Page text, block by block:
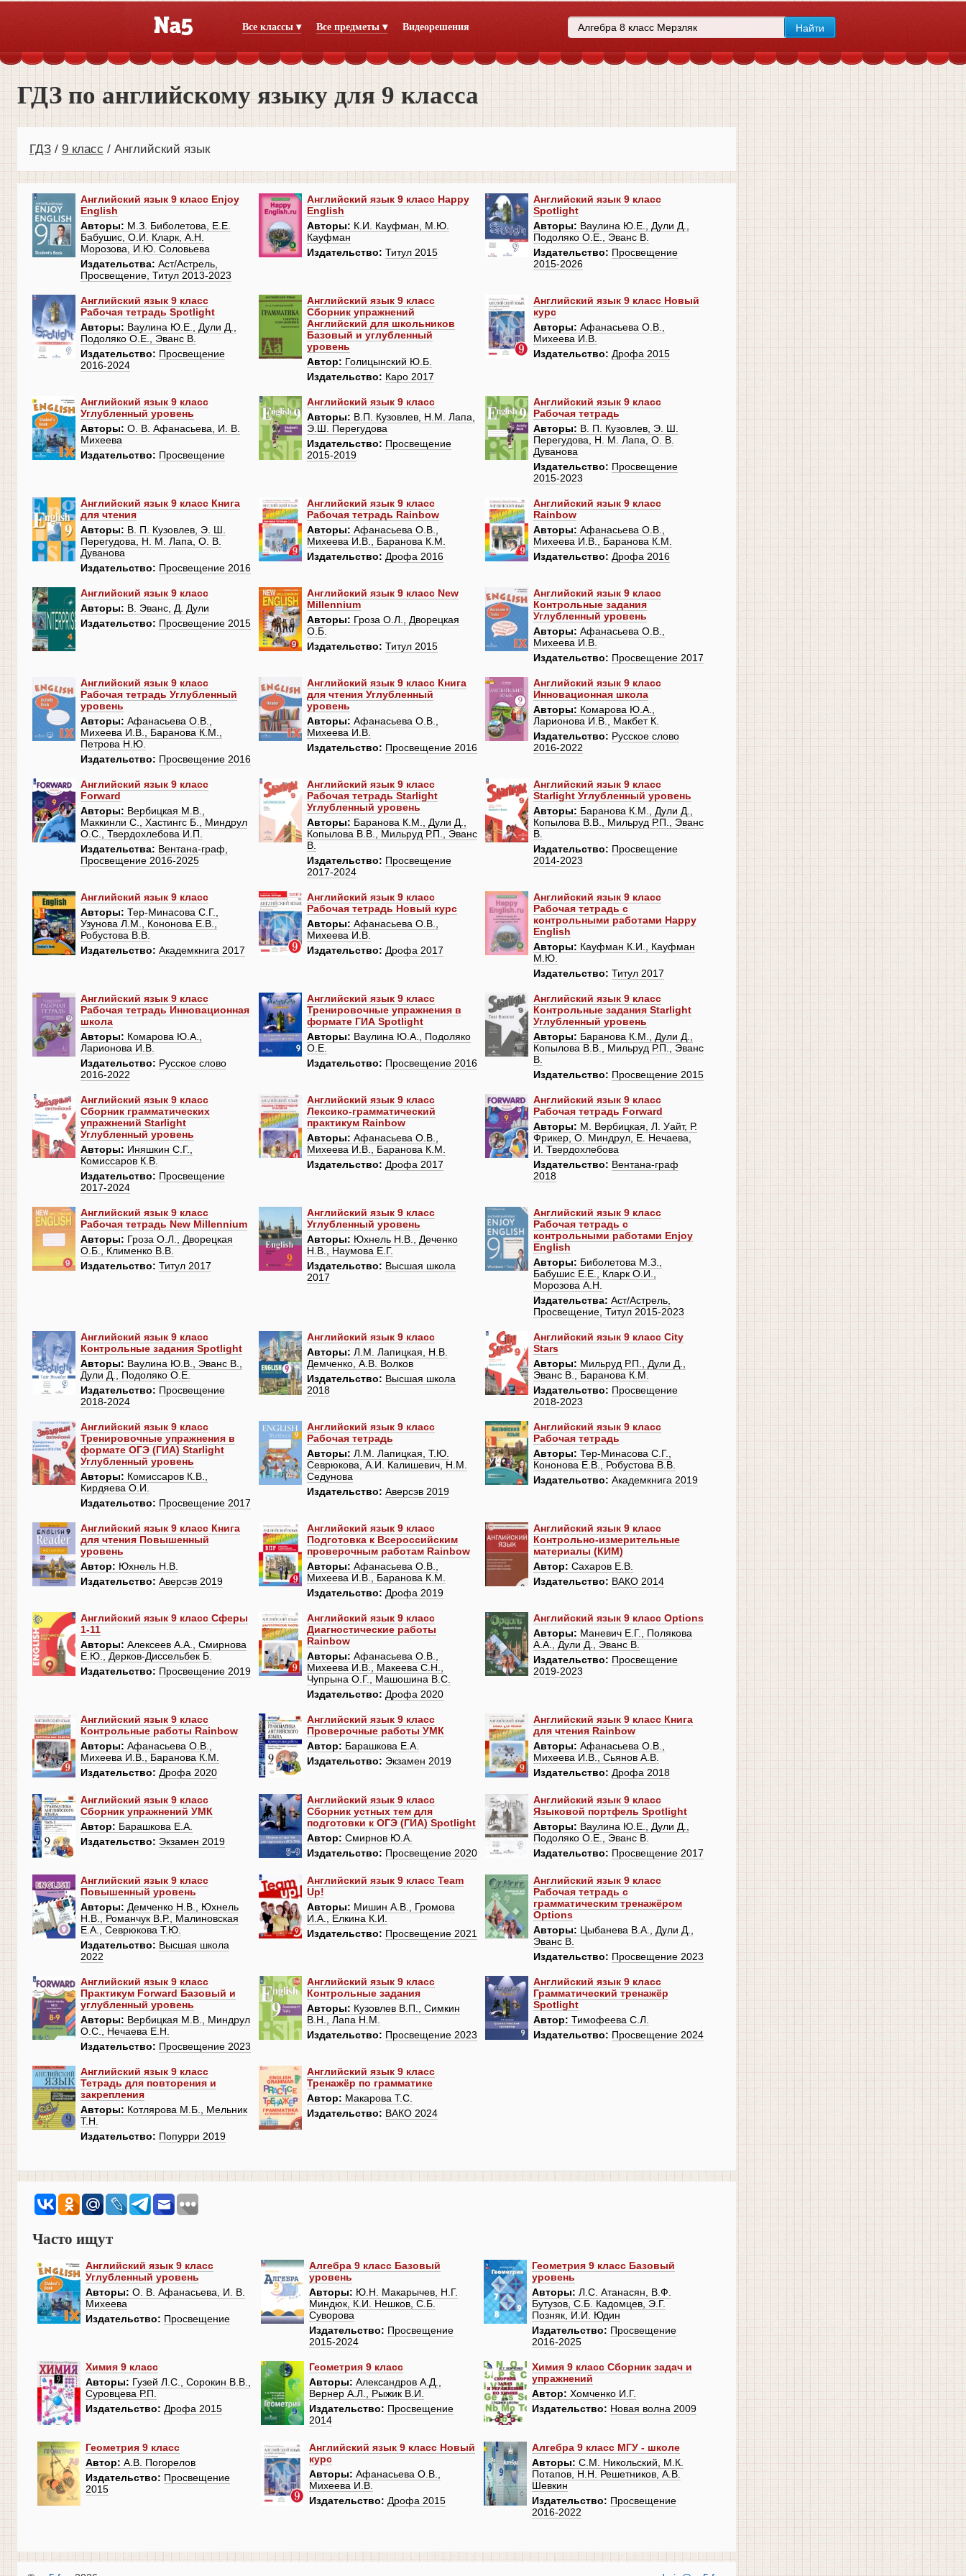
Все классы ▾ Все предметы ▾ Видеорешения
ГДЗ по английскому языку для 9 класса
ГДЗ 9 класс Английский язык
Английский язык 9 класс Enjoy
English
Авторы: М.З. Биболетова, Е.Е.
Бабушис, О.И. Кларк, А.Н.
Морозова, И.Ю. Соловьева
Издательства: Аст/Астрель,
Просвещение, Титул 2013-2023
Английский язык 9 класс Happy
English
Авторы: К.И. Кауфман, М.Ю.
Кауфман
Издательство: Титул 2015
Английский язык 9 класс
Spotlight
Авторы: Ваулина Ю.Е., Дули Д.,
Подоляко О.Е., Эванс В.
Издательство: Просвещение
2015-2026
Английский язык 9 класс
Рабочая тетрадь Spotlight
Авторы: Ваулина Ю.Е., Дули Д.,
Подоляко О.Е., Эванс В.
Издательство: Просвещение
2016-2024
Английский язык 9 класс
Сборник упражнений
Английский для школьников
Базовый и углубленный
уровень
Автор: Голицынский Ю.Б.
Издательство: Каро 2017
Английский язык 9 класс Новый
курс
Авторы: Афанасьева О.В.,
Михеева И.В.
Издательство: Дрофа 2015
Английский язык 9 класс
Углубленный уровень
Авторы: О. В. Афанасьева, И. В.
Михеева
Издательство: Просвещение
Английский язык 9 класс
Авторы: В.П. Кузовлев, Н.М. Лапа,
Э.Ш. Перегудова
Издательство: Просвещение
2015-2019
Английский язык 9 класс
Рабочая тетрадь
Авторы: В. П. Кузовлев, Э. Ш.
Перегудова, Н. М. Лапа, О. В.
Дуванова
Издательство: Просвещение
2015-2023
Английский язык 9 класс Книга
для чтения
Авторы: В. П. Кузовлев, Э. Ш.
Перегудова, Н. М. Лапа, О. В.
Дуванова
Издательство: Просвещение 2016
Английский язык 9 класс
Рабочая тетрадь Rainbow
Авторы: Афанасьева О.В.,
Михеева И.В., Баранова К.М.
Издательство: Дрофа 2016
Английский язык 9 класс
Rainbow
Авторы: Афанасьева О.В.,
Михеева И.В., Баранова К.М.
Издательство: Дрофа 2016
Английский язык 9 класс
Авторы: В. Эванс, Д. Дули
Издательство: Просвещение 2015
Английский язык 9 класс New
Millennium
Авторы: Гроза О.Л., Дворецкая
О.Б.
Издательство: Титул 2015
Английский язык 9 класс
Контрольные задания
Углубленный уровень
Авторы: Афанасьева О.В.,
Михеева И.В.
Издательство: Просвещение 2017
Английский язык 9 класс
Рабочая тетрадь Углубленный
уровень
Авторы: Афанасьева О.В.,
Михеева И.В., Баранова К.М.,
Петрова Н.Ю.
Издательство: Просвещение 2016
Английский язык 9 класс Книга
для чтения Углубленный
уровень
Авторы: Афанасьева О.В.,
Михеева И.В.
Издательство: Просвещение 2016
Английский язык 9 класс
Инновационная школа
Авторы: Комарова Ю.А.,
Ларионова И.В., Макбет К.
Издательство: Русское слово
2016-2022
Английский язык 9 класс
Forward
Авторы: Вербицкая М.В.,
Маккинли С., Хастингс Б., Миндрул
О.С., Твердохлебова И.П.
Издательства: Вентана-граф,
Просвещение 2016-2025
Английский язык 9 класс
Рабочая тетрадь Starlight
Углубленный уровень
Авторы: Баранова К.М., Дули Д.,
Копылова В.В., Мильруд Р.П., Эванс
В.
Издательство: Просвещение
2017-2024
Английский язык 9 класс
Starlight Углубленный уровень
Авторы: Баранова К.М., Дули Д.,
Копылова В.В., Мильруд Р.П., Эванс
В.
Издательство: Просвещение
2014-2023
Английский язык 9 класс
Авторы: Тер-Минасова С.Г.,
Узунова Л.М., Кононова Е.В.,
Робустова В.В.
Издательство: Академкнига 2017
Английский язык 9 класс
Рабочая тетрадь Новый курс
Авторы: Афанасьева О.В.,
Михеева И.В.
Издательство: Дрофа 2017
Английский язык 9 класс
Рабочая тетрадь с
контрольными работами Happy
English
Авторы: Кауфман К.И., Кауфман
М.Ю.
Издательство: Титул 2017
Английский язык 9 класс
Рабочая тетрадь Инновационная
школа
Авторы: Комарова Ю.А.,
Ларионова И.В.
Издательство: Русское слово
2016-2022
Английский язык 9 класс
Тренировочные упражнения в
формате ГИА Spotlight
Авторы: Ваулина Ю.А., Подоляко
О.Е.
Издательство: Просвещение 2016
Английский язык 9 класс
Контрольные задания Starlight
Углубленный уровень
Авторы: Баранова К.М., Дули Д.,
Копылова В.В., Мильруд Р.П., Эванс
В.
Издательство: Просвещение 2015
Английский язык 9 класс
Сборник грамматических
упражнений Starlight
Углубленный уровень
Авторы: Иняшкин С.Г.,
Комиссаров К.В.
Издательство: Просвещение
2017-2024
Английский язык 9 класс
Лексико-грамматический
практикум Rainbow
Авторы: Афанасьева О.В.,
Михеева И.В., Баранова К.М.
Издательство: Дрофа 2017
Английский язык 9 класс
Рабочая тетрадь Forward
Авторы: М. Вербицкая, Л. Уайт, Р.
Фрикер, О. Миндрул, Е. Нечаева,
И. Твердохлебова
Издательство: Вентана-граф
2018
Английский язык 9 класс
Рабочая тетрадь New Millennium
Авторы: Гроза О.Л., Дворецкая
О.Б., Клименко В.В.
Издательство: Титул 2017
Английский язык 9 класс
Углубленный уровень
Авторы: Юхнель Н.В., Деченко
Н.В., Наумова Е.Г.
Издательство: Высшая школа
2017
Английский язык 9 класс
Рабочая тетрадь с
контрольными работами Enjoy
English
Авторы: Биболетова М.З.,
Бабушис Е.Е., Кларк О.И.,
Морозова А.Н.
Издательства: Аст/Астрель,
Просвещение, Титул 2015-2023
Английский язык 9 класс
Контрольные задания Spotlight
Авторы: Ваулина Ю.В., Эванс В.,
Дули Д., Подоляко О.Е.
Издательство: Просвещение
2018-2024
Английский язык 9 класс
Авторы: Л.М. Лапицкая, Н.В.
Демченко, А.В. Волков
Издательство: Высшая школа
2018
Английский язык 9 класс City
Stars
Авторы: Мильруд Р.П., Дули Д.,
Эванс В., Баранова К.М.
Издательство: Просвещение
2018-2023
Английский язык 9 класс
Тренировочные упражнения в
формате ОГЭ (ГИА) Starlight
Углубленный уровень
Авторы: Комиссаров К.В.,
Кирдяева О.И.
Издательство: Просвещение 2017
Английский язык 9 класс
Рабочая тетрадь
Авторы: Л.М. Лапицкая, Т.Ю.
Севрюкова, А.И. Калишевич, Н.М.
Седунова
Издательство: Аверсэв 2019
Английский язык 9 класс
Рабочая тетрадь
Авторы: Тер-Минасова С.Г.,
Кононова Е.В., Робустова В.В.
Издательство: Академкнига 2019
Английский язык 9 класс Книга
для чтения Повышенный
уровень
Автор: Юхнель Н.В.
Издательство: Аверсэв 2019
Английский язык 9 класс
Подготовка к Всероссийским
проверочным работам Rainbow
Авторы: Афанасьева О.В.,
Михеева И.В., Баранова К.М.
Издательство: Дрофа 2019
Английский язык 9 класс
Контрольно-измерительные
материалы (КИМ)
Автор: Сахаров Е.В.
Издательство: ВАКО 2014
Английский язык 9 класс Сферы
1-11
Авторы: Алексеев А.А., Смирнова
Е.Ю., Дерков-Диссельбек Б.
Издательство: Просвещение 2019
Английский язык 9 класс
Диагностические работы
Rainbow
Авторы: Афанасьева О.В.,
Михеева И.В., Макеева С.Н.,
Чупрына О.Г., Машошина В.С.
Издательство: Дрофа 2020
Английский язык 9 класс Options
Авторы: Маневич Е.Г., Полякова
А.А., Дули Д., Эванс В.
Издательство: Просвещение
2019-2023
Английский язык 9 класс
Контрольные работы Rainbow
Авторы: Афанасьева О.В.,
Михеева И.В., Баранова К.М.
Издательство: Дрофа 2020
Английский язык 9 класс
Проверочные работы УМК
Автор: Барашкова Е.А.
Издательство: Экзамен 2019
Английский язык 9 класс Книга
для чтения Rainbow
Авторы: Афанасьева О.В.,
Михеева И.В., Сьянов А.В.
Издательство: Дрофа 2018
Английский язык 9 класс
Сборник упражнений УМК
Автор: Барашкова Е.А.
Издательство: Экзамен 2019
Английский язык 9 класс
Сборник устных тем для
подготовки к ОГЭ (ГИА) Spotlight
Автор: Смирнов Ю.А.
Издательство: Просвещение 2020
Английский язык 9 класс
Языковой портфель Spotlight
Авторы: Ваулина Ю.Е., Дули Д.,
Подоляко О.Е., Эванс В.
Издательство: Просвещение 2017
Английский язык 9 класс
Повышенный уровень
Авторы: Демченко Н.В., Юхнель
Н.В., Романчук В.Р., Малиновская
Е.А., Севрюкова Т.Ю.
Издательство: Высшая школа
2022
Английский язык 9 класс Team
Up!
Авторы: Мишин А.В., Громова
И.А., Елкина К.И.
Издательство: Просвещение 2021
Английский язык 9 класс
Рабочая тетрадь с
грамматическим тренажёром
Options
Авторы: Цыбанева В.А., Дули Д.,
Эванс В.
Издательство: Просвещение 2023
Английский язык 9 класс
Практикум Forward Базовый и
углубленный уровень
Авторы: Вербицкая М.В., Миндрул
О.С., Нечаева Е.Н.
Издательство: Просвещение 2023
Английский язык 9 класс
Контрольные задания
Авторы: Кузовлев В.П., Симкин
В.Н., Лапа Н.М.
Издательство: Просвещение 2023
Английский язык 9 класс
Грамматический тренажёр
Spotlight
Автор: Тимофеева С.Л.
Издательство: Просвещение 2024
Английский язык 9 класс
Тетрадь для повторения и
закрепления
Авторы: Котлярова М.Б., Мельник
Т.Н.
Издательство: Попурри 2019
Английский язык 9 класс
Тренажёр по грамматике
Автор: Макарова Т.С.
Издательство: ВАКО 2024
Часто ищут
Английский язык 9 класс
Углубленный уровень
Авторы: О. В. Афанасьева, И. В.
Михеева
Издательство: Просвещение
Алгебра 9 класс Базовый
уровень
Авторы: Ю.Н. Макарычев, Н.Г.
Миндюк, К.И. Нешков, С.Б.
Суворова
Издательство: Просвещение
2015-2024
Геометрия 9 класс Базовый
уровень
Авторы: Л.С. Атанасян, В.Ф.
Бутузов, С.Б. Кадомцев, Э.Г.
Позняк, И.И. Юдин
Издательство: Просвещение
2016-2025
Химия 9 класс
Авторы: Гузей Л.С., Сорокин В.В.,
Суровцева Р.П.
Издательство: Дрофа 2015
Геометрия 9 класс
Авторы: Александров А.Д.,
Вернер А.Л., Рыжик В.И.
Издательство: Просвещение
2014
Химия 9 класс Сборник задач и
упражнений
Автор: Хомченко И.Г.
Издательство: Новая волна 2009
Геометрия 9 класс
Автор: А.В. Погорелов
Издательство: Просвещение
2015
Английский язык 9 класс Новый
курс
Авторы: Афанасьева О.В.,
Михеева И.В.
Издательство: Дрофа 2015
Алгебра 9 класс МГУ - школе
Авторы: С.М. Никольский, М.К.
Потапов, Н.Н. Решетников, А.В.
Шевкин
Издательство: Просвещение
2016-2022